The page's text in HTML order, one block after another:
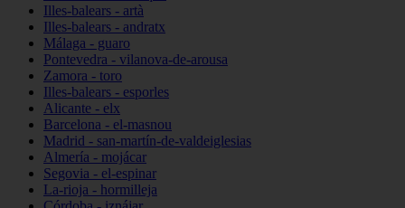
Illes-balears - artà
Illes-balears - andratx
Málaga - guaro
Pontevedra - vilanova-de-arousa
Zamora - toro
Illes-balears - esporles
Alicante - elx
Barcelona - el-masnou
Madrid - san-martín-de-valdeiglesias
Almería - mojácar
Segovia - el-espinar
La-rioja - hormilleja